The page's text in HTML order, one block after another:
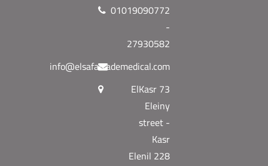
01019090772
-
27930582
info@elsafatrademedical.com
73 ElKasr
Eleiny
street -
Kasr
Elenil 228